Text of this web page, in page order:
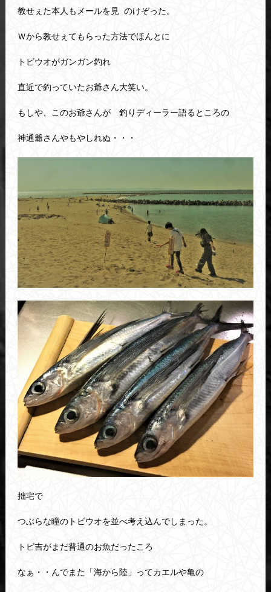
教せぇた本人もメールを見 のけぞった。
Ｗから教せぇてもらった方法でほんとに
トビウオがガンガン釣れ
直近で釣っていたお爺さん大笑い。
もしや、このお爺さんが 釣りディーラー語るところの
神通爺さんやもやしれぬ・・・
拙宅で
つぶらな瞳のトビウオを並べ考え込んでしまった。
トビ吉がまだ普通のお魚だったころ
なぁ・・んでまた「海から陸」ってカエルや亀の